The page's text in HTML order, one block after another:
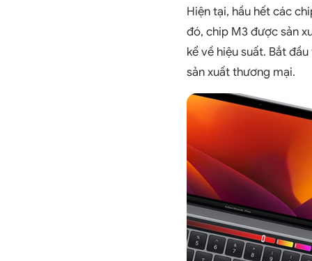
Hiện tại, hầu hết các
đó, chip M3 được sản
kể về hiệu suất. Bắt
sản xuất thương mại.